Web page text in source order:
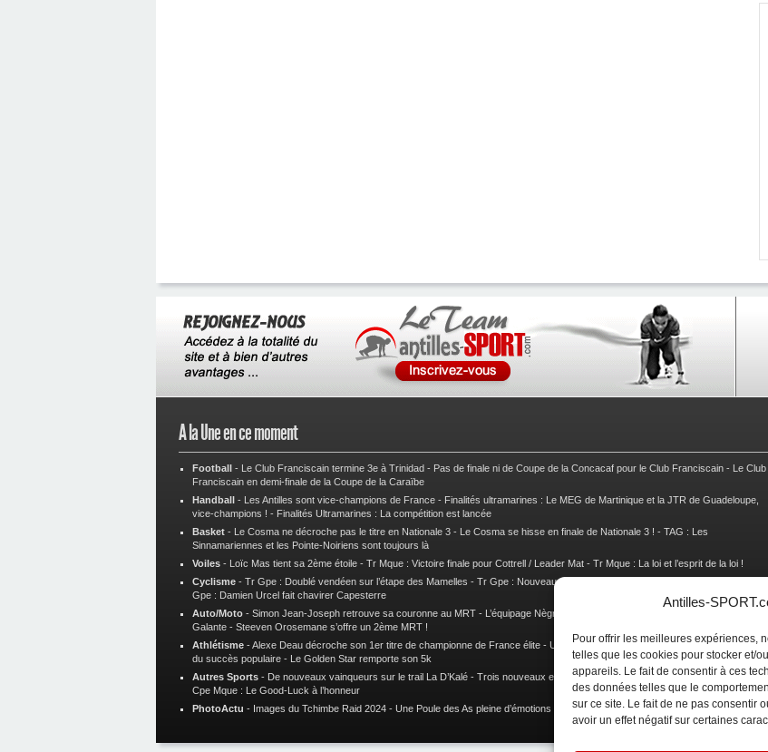
Antilles-
Pour offrir les meilleures expériences,
telles que les cookies pour stocker et/
appareils. Le fait de consentir à ces
des données telles que le
sur ce site. Le fait de ne pas consentir
avoir un effet négatif sur certaines
A la Une en ce moment
Football - Le Club Franciscain termine 3e à Trinidad - Pas de finale ni de Coupe de la Concacaf pour le Club Franciscain - Le Club
Franciscain en demi-finale de la Coupe de la Caraïbe
Handball - Les Antilles sont vice-champions de France - Finalités ultramarines : Le MEG de Martinique et la JTR de Guadeloupe,
vice-champions ! - Finalités Ultramarines : La compétition est lancée
Basket - Le Cosma ne décroche pas le titre en Nationale 3 - Le Cosma se hisse en finale de Nationale 3 ! - TAG : Les
Sinnamariennes et les Pointe-Noiriens sont toujours là
Voiles - Loïc Mas tient sa 2ème étoile - Tr Mque : Victoire finale pour Cottrell / Leader Mat - Tr Mque : La loi et l’esprit de la loi !
Cyclisme - Tr Gpe : Doublé vendéen sur l’étape des Mamelles - Tr Gpe : Nouveau changement de leader, Damien Urcel out
Gpe : Damien Urcel fait chavirer Capesterre
Auto/Moto - Simon Jean-Joseph retrouve sa couronne au MRT - L’équipage Nègre – Gérard remporte le 9e rallye du Pays Marie-
Galante - Steeven Orosemane s’offre un 2ème MRT !
Athlétisme -Alexe Deau décroche son 1er titre de championne de France élite - Un semi marathon sous le signe de la chaleur et
du succès populaire - Le Golden Star remporte son 5k
Autres Sports - De nouveaux vainqueurs sur le trail La D’Kalé - Trois nouveaux et un habitué au palmarès du Trail des Trésors-
Cpe Mque : Le Good-Luck à l’honneur
PhotoActu - Images du Tchimbe Raid 2024 - Une Poule des As pleine d’émotions ! Images de la Woulib 113 X-Trem